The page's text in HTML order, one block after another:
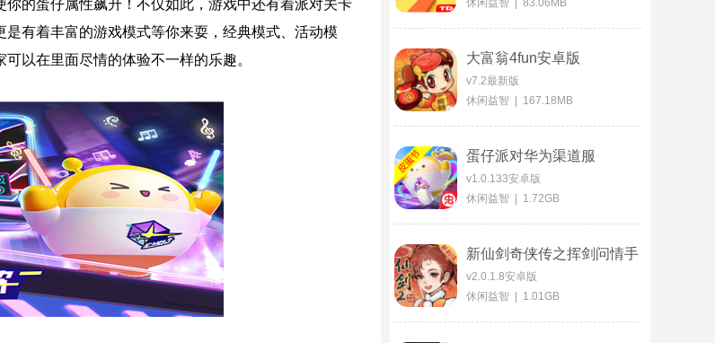
的蛋仔属性飙升！不仅如此，游戏中还有着派对关卡
有着丰富的游戏模式等你来耍，经典模式、活动模
以在里面尽情的体验不一样的乐趣。
休闲益智 | 83.06MB
大富翁4fun安卓版
v7.2最新版
休闲益智 | 167.18MB
蛋仔派对华为渠道服
v1.0.133安卓版
休闲益智 | 1.72GB
新仙剑奇侠传之挥剑问情手
游
v2.0.1.8安卓版
休闲益智 | 1.01GB